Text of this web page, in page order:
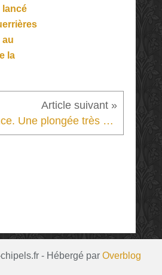
lancé
au
la
Romance. Une plongée très authentique dans les troubles de l’adolescence.
- Hébergé par Overblog